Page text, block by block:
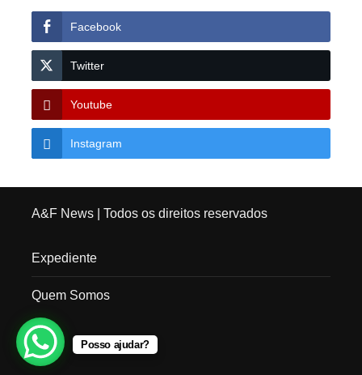
Facebook
Twitter
Youtube
Instagram
A&F News| Todos os direitos reservados
Expediente
Quem Somos
Posso ajudar?